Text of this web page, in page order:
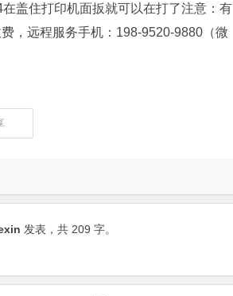
盖住打印机面扳就可以在打了注意：有
，远程服务手机：198-9520-9880（微
发表，共 209 字。